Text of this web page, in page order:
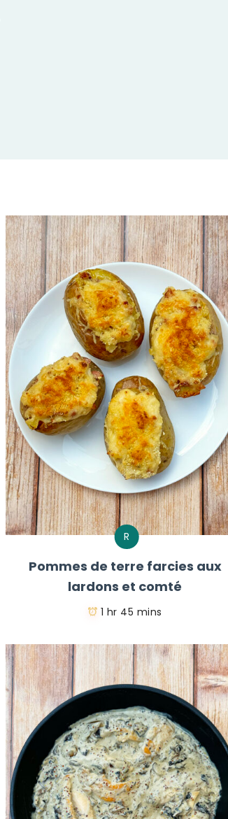
R
Pommes de terre farcies aux
lardons et comté
1 hr 45 mins